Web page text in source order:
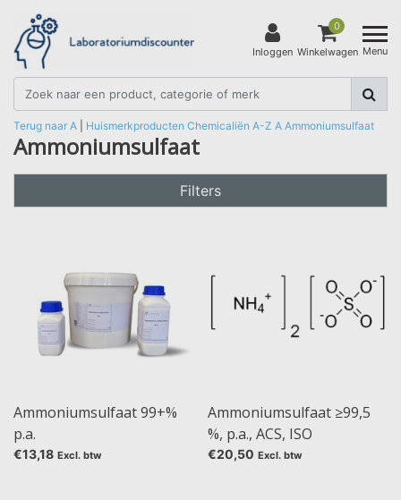
Inloggen
0
Winkelwagen Menu
Terug naar A Huismerkproducten Chemicaliën A-Z A Ammoniumsulfaat
Ammoniumsulfaat
Filters
Ammoniumsulfaat 99+%
p.a.
€13,18 Excl. btw
Ammoniumsulfaat ≥99,5
%, p.a., ACS, ISO
€20,50 Excl. btw